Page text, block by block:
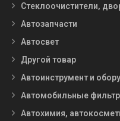
Стеклоочистители,
Автозапчасти
Автосвет
Другой товар
Автоинструмент и
Автомобильные
Автохимия,